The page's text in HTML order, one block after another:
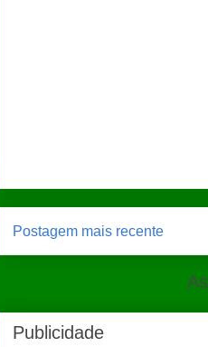
Postagem mais recente
Publicidade